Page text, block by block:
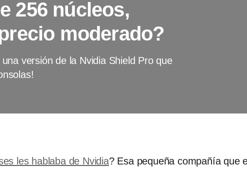
256 núcleos,
moderado?
versión de la Nvidia Shield Pro que
les hablaba de Nvidia? Esa pequeña compañía que